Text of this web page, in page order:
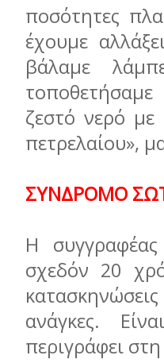
ποσότητες
έχουμε
βάλαμε
ζεστό νερό με
πετρελαίου»,
ΣΥΝΔΡΟΜΟ
Η
σχεδόν 20
ανάγκες.
περιγράφει